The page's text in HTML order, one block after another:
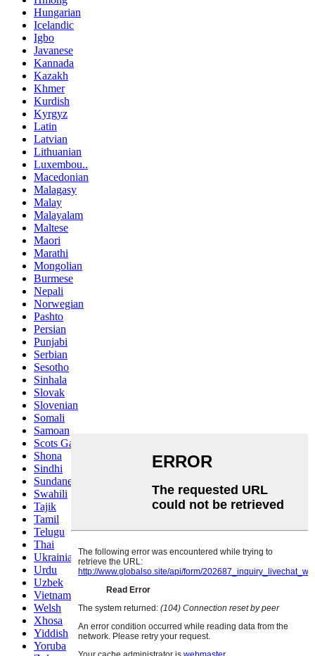
Hungarian
Icelandic
Igbo
Javanese
Kannada
Kazakh
Khmer
Kurdish
Kyrgyz
Latin
Latvian
Lithuanian
Luxembou..
Macedonian
Malagasy
Malay
Malayalam
Maltese
Maori
Marathi
Mongolian
Burmese
Nepali
Norwegian
Pashto
Persian
Punjabi
Serbian
Sesotho
Sinhala
Slovak
Slovenian
Somali
Samoan
Scots Gaelic
Shona
Sindhi
Sundanese
Swahili
Tajik
Tamil
Telugu
Thai
Ukrainian
Urdu
Uzbek
Vietnamese
Welsh
Xhosa
Yiddish
Yoruba